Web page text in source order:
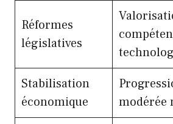
Réformes
législatives
Stabilisation
économique
modérée